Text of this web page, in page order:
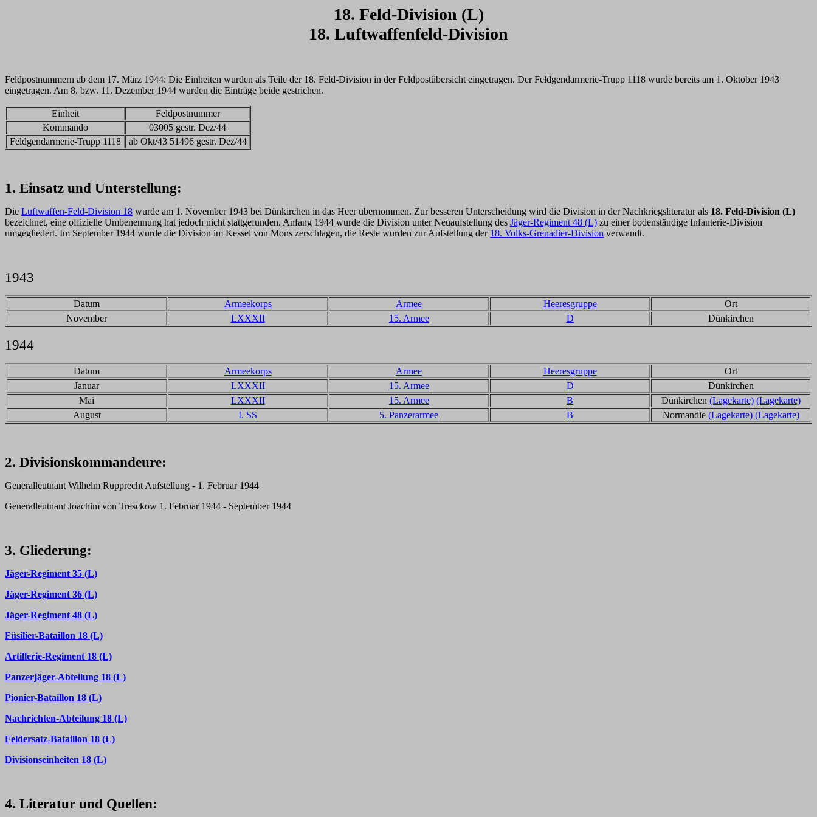
18. Feld-Division (L)
18. Luftwaffenfeld-Division
Feldpostnummern ab dem 17. März 1944: Die Einheiten wurden als Teile der 18. Feld-Division in der Feldpostübersicht eingetragen. Der Feldgendarmerie-Trupp 1118 wurde bereits am 1. Oktober 1943
eingetragen. Am 8. bzw. 11. Dezember 1944 wurden die Einträge beide gestrichen.
Einheit
Feldpostnummer
Kommando
03005 gestr. Dez/44
Feldgendarmerie-Trupp 1118
ab Okt/43 51496 gestr. Dez/44
1. Einsatz und Unterstellung:
Die Luftwaffen-Feld-Division 18 wurde am 1. November 1943 bei Dünkirchen in das Heer übernommen. Zur besseren Unterscheidung wird die Division in der Nachkriegsliteratur als 18. Feld-Division (L)
bezeichnet, eine offizielle Umbenennung hat jedoch nicht stattgefunden. Anfang 1944 wurde die Division unter Neuaufstellung des Jäger-Regiment 48 (L) zu einer bodenständige Infanterie-Division
umgegliedert. Im September 1944 wurde die Division im Kessel von Mons zerschlagen, die Reste wurden zur Aufstellung der 18. Volks-Grenadier-Division verwandt.
1943
Datum Armeekorps Armee Heeresgruppe
Ort
November
LXXXII 15. Armee D Dünkirchen
1944
Datum Armeekorps Armee Heeresgruppe
Ort
Januar
LXXXII 15. Armee D
Dünkirchen
Mai
LXXXII 15. Armee B Dünkirchen (Lagekarte) (Lagekarte)
August
I. SS 5. Panzerarmee B Normandie (Lagekarte) (Lagekarte)
2. Divisionskommandeure:
Generalleutnant Wilhelm Rupprecht Aufstellung - 1. Februar 1944
Generalleutnant Joachim von Tresckow 1. Februar 1944 - September 1944
3. Gliederung:
Jäger-Regiment 35 (L)
Jäger-Regiment 36 (L)
Jäger-Regiment 48 (L)
Füsilier-Bataillon 18 (L)
Artillerie-Regiment 18 (L)
Panzerjäger-Abteilung 18 (L)
Pionier-Bataillon 18 (L)
Nachrichten-Abteilung 18 (L)
Feldersatz-Bataillon 18 (L)
Divisionseinheiten 18 (L)
4. Literatur und Quellen: